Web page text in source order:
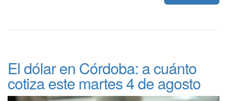
El dólar en Córdoba: a cuánto
cotiza este martes 4 de agosto